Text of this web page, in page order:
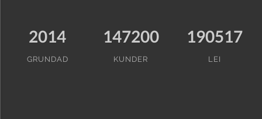
2014
GRUNDAD
147200
KUNDER
190517
LEI